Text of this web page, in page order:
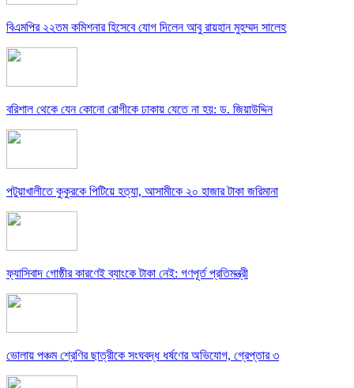
বিএমপির ২২তম কমিশনার হিসেবে যোগ দিলেন আবু রায়হান মুহম্মদ সালেহ
বরিশাল থেকে যেন কোনো রোগীকে ঢাকায় যেতে না হয়: ড. জিয়াউদ্দিন
পটুয়াখালীতে কুকুরকে পিটিয়ে হত্যা, আসামীকে ২০ হাজার টাকা জরিমানা
ফ্যাসিবাদ গোষ্ঠীর কারণেই ব্যাংকে টাকা নেই: গণপূর্ত প্রতিমন্ত্রী
ভোলায় পঞ্চম শ্রেণির ছাত্রীকে সংঘবদ্ধ ধর্ষণের অভিযোগ, গ্রেপ্তার ৩